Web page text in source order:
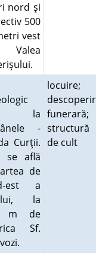
nord şi
500
vest
la
-
Curţii.
se află
de
est a
la
m de
Sf.
locuire;
funerară;
structură
de cult